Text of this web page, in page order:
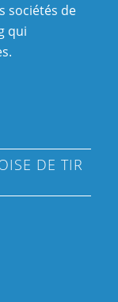
sociétés de
qui
DE TIR